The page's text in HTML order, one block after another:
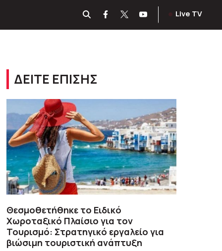
Live TV
ΔΕΙΤΕ ΕΠΙΣΗΣ
Θεσμοθετήθηκε το Ειδικό
Χωροταξικό Πλαίσιο για τον
Τουρισμό: Στρατηγικό εργαλείο για
βιώσιμη τουριστική ανάπτυξη